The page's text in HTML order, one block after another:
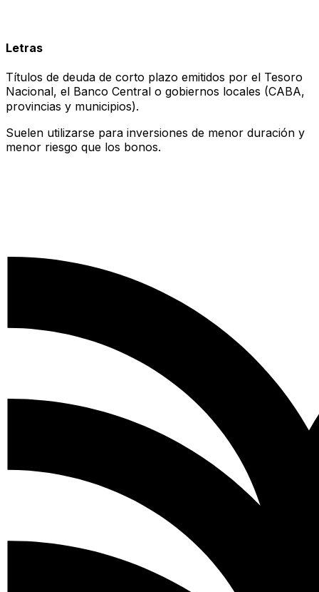
Letras
Títulos de deuda de corto plazo emitidos por el Tesoro
Nacional, el Banco Central o gobiernos locales (CABA,
provincias y municipios).
Suelen utilizarse para inversiones de menor duración y
menor riesgo que los bonos.